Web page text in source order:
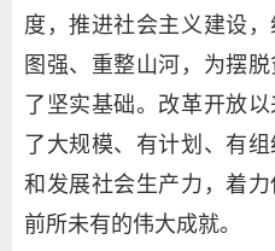
度，推进社会主义建设
图强、重整山河，为摆
了坚实基础。改革开放
了大规模、有计划、有
和发展社会生产力，着
前所未有的伟大成就。